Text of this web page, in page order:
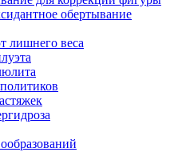
обертывание
лишнего веса